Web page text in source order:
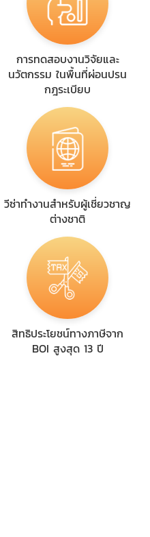
การทดสอบงานวิจัยและ
นวัตกรรม ในพื้นที่ผ่อนปรน
กฎระเบียบ
วีซ่าทำงานสำหรับผู้เชี่ยวชาญ
ต่างชาติ
สิทธิประโยชน์ทางภาษีจาก
BOI สูงสุด 13 ปี